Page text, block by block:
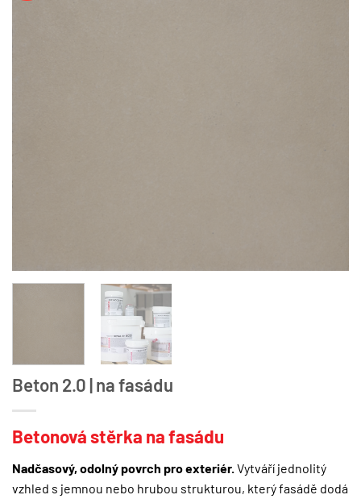
Beton 2.0 | na fasádu
Betonová stěrka na fasádu
Nadčasový, odolný povrch pro exteriér. Vytváří jednolitý
vzhled s jemnou nebo hrubou strukturou, který fasádě dodá